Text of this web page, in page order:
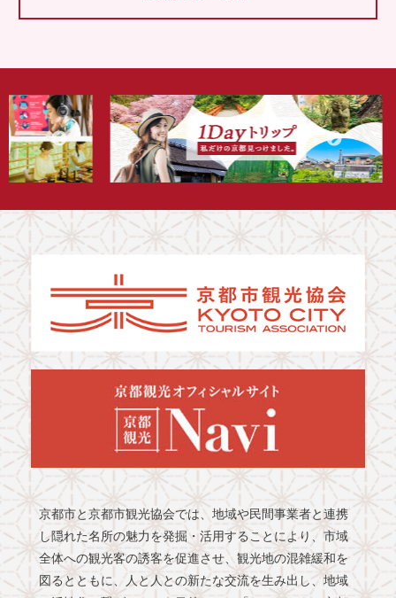
京都市と京都市観光協会では、地域や民間事業者と連携
し隠れた名所の魅力を発掘・活用することにより、市域
全体への観光客の誘客を促進させ、観光地の混雑緩和を
図るとともに、人と人との新たな交流を生み出し、地域